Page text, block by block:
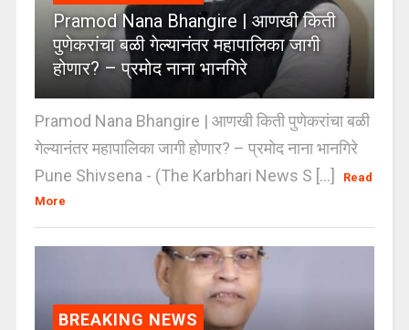
Pramod Nana Bhangire | आणखी किती
पुणेकरांचा बळी गेल्यानंतर महापालिका जागी
होणार? – प्रमोद नाना भानगिरे
Pramod Nana Bhangire | आणखी किती पुणेकरांचा बळी
गेल्यानंतर महापालिका जागी होणार? – प्रमोद नाना भानगिरे
Pune Shivsena - (The Karbhari News S [...]
Read
More
BREAKING NEWS